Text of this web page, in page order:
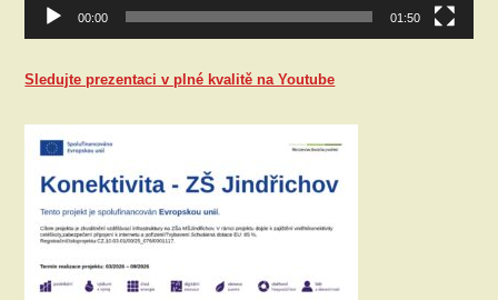
00:00 01:50
Sledujte prezentaci v plné kvalitě na Youtube